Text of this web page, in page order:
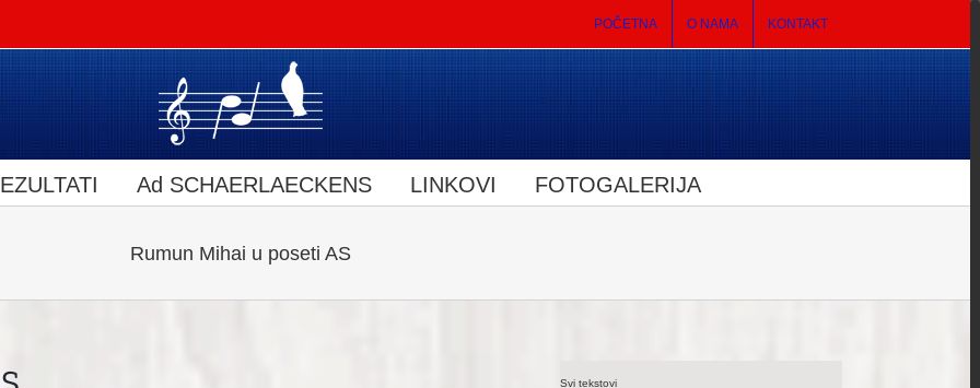
POČETNA O NAMA KONTAKT
Ad SCHAERLAECKENS LINKOVI FOTOGALERIJA
Rumun Mihai u poseti AS
Svi tekstovi